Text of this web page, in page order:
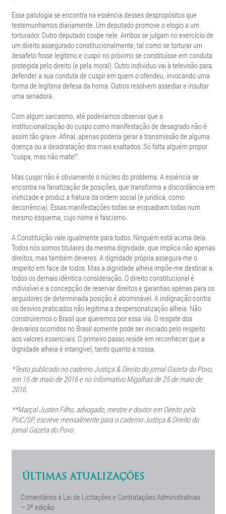
Essa patologia se encontra na essência desses despropósitos que
testemunhamos diariamente. Um deputado promove o elogio a um
torturador. Outro deputado cospe nele. Ambos se julgam no exercício de
um direito assegurado constitucionalmente, tal como se torturar um
desafeto fosse legítimo e cuspir no próximo se constituísse em conduta
protegida pelo direito (e pela moral). Outro indivíduo vai à televisão para
defender a sua conduta de cuspir em quem o ofendeu, invocando uma
forma de legítima defesa da honra. Outros resolvem assediar e insultar
uma senadora.
Com algum sarcasmo, até poderíamos observar que a
institucionalização do cuspo como manifestação de desagrado não é
assim tão grave. Afinal, apenas poderia gerar a transmissão de alguma
doença ou a desidratação dos mais exaltados. Só falta alguém propor
“cuspa, mas não mate!”.
Mas cuspir não é obviamente o núcleo do problema. A essência se
encontra na fanatização de posições, que transforma a discordância em
inimizade e produz a fratura da ordem social (e jurídica, como
decorrência). Essas manifestações todas se enquadram todas num
mesmo esquema, cujo nome é fascismo.
A Constituição vale igualmente para todos. Ninguém está acima dela.
Todos nós somos titulares da mesma dignidade, que implica não apenas
direitos, mas também deveres. A dignidade própria assegura-me o
respeito em face de todos. Mas a dignidade alheia impõe-me destinar a
todos os demais idêntica consideração. O direito constitucional é
indivisível e a concepção de reservar direitos e garantias apenas para os
seguidores de determinada posição é abominável. A indignação contra
os desvios praticados não legitima a despersonalização alheia. Não
construiremos o Brasil que queremos por essa via. O resgate dos
desvarios ocorridos no Brasil somente pode ser iniciado pelo respeito
aos valores essenciais. O primeiro passo reside em reconhecer que a
dignidade alheia é intangível, tanto quanto a nossa.
*Texto publicado no cadernoJustiça & Direito do jornal Gazeta do Povo,
em 16 de maio de 2016 e noInformativo Migalhas de 25 de maio de
2016.
**Marçal Justen Filho, advogado, mestre e doutor em Direito pela
PUC/SP, escreve mensalmente para o caderno Justiça & Direito do
jornal Gazeta do Povo.
ÚLTIMAS ATUALIZAÇÕES
Comentários à Lei de Licitações e Contratações Administrativas
– 3ª edição